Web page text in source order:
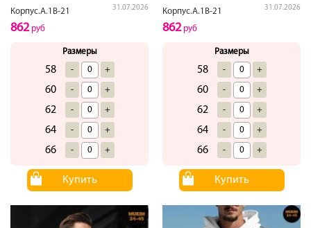
Корпус.А.1В-21
31.07.2026
862руб
Размеры
58 - +
60 - +
62 - +
64 - +
66 - +
Купить
Корпус.А.1В-21
31.07.2026
862руб
Размеры
58 - +
60 - +
62 - +
64 - +
66 - +
Купить